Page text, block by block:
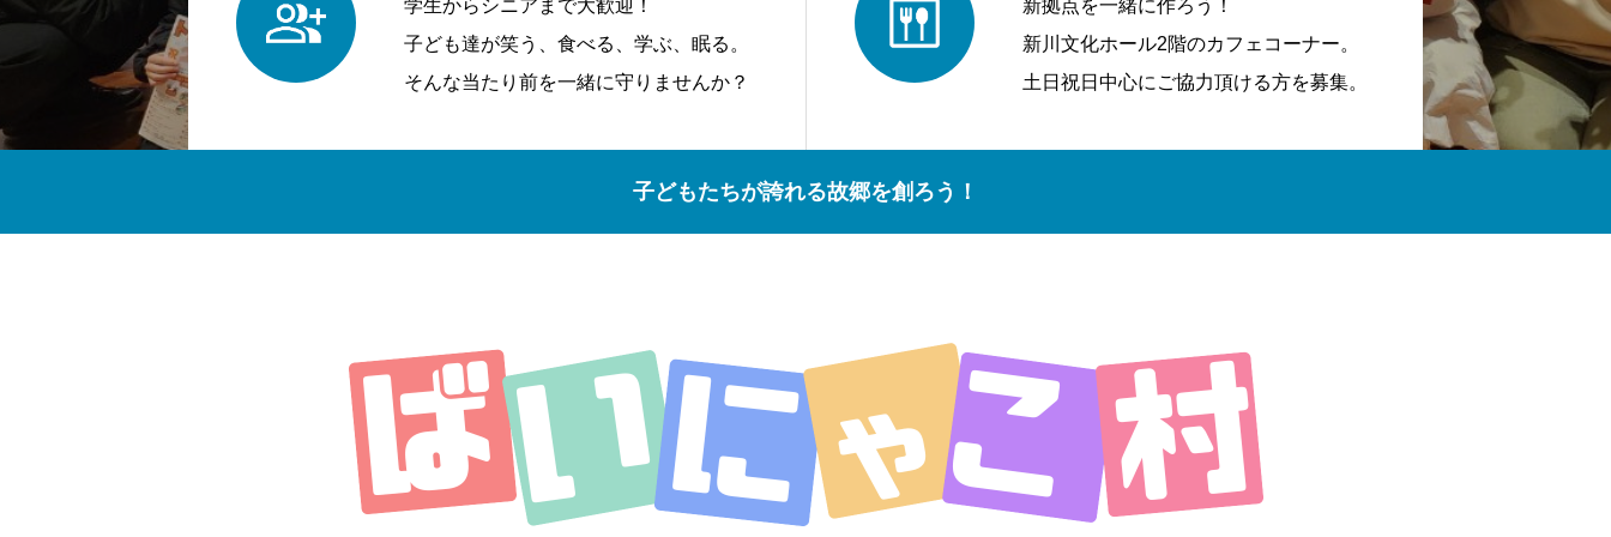
学生からシニアまで大歓迎！
子ども達が笑う、食べる、学ぶ、眠る。
そんな当たり前を一緒に守りませんか？
新拠点を一緒に作ろう！
新川文化ホール2階のカフェコーナー。
土日祝日中心にご協力頂ける方を募集。
子どもたちが誇れる故郷を創ろう！